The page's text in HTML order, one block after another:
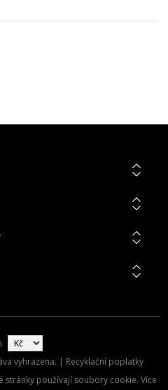
vyhrazena. | Recyklační poplatky
stránky používají soubory cookie. Více